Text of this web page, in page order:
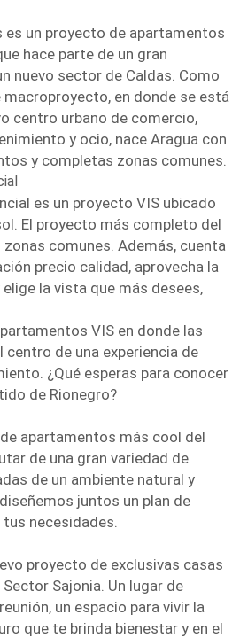
un proyecto de apartamentos
hace parte de un gran
nuevo sector de Caldas. Como
en donde se está
centro urbano de comercio,
y ocio, nace Aragua con
y completas zonas comunes.
es un proyecto VIS ubicado
El proyecto más completo del
comunes. Además, cuenta
precio calidad, aprovecha la
la vista que más desees,
VIS en donde las
centro de una experiencia de
¿Qué esperas para conocer
de Rionegro?
apartamentos más cool del
de una gran variedad de
de un ambiente natural y
juntos un plan de
necesidades.
proyecto de exclusivas casas
Sajonia. Un lugar de
un espacio para vivir la
que te brinda bienestar y en el